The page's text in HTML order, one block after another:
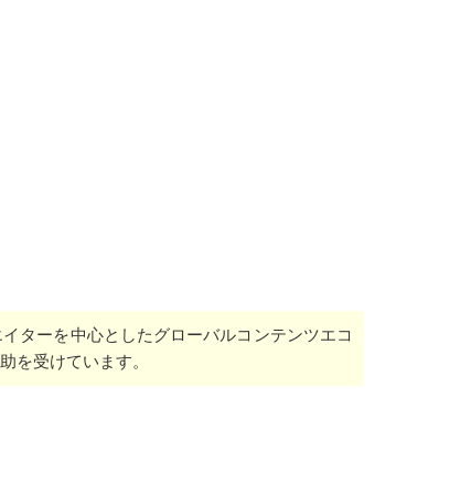
ターを中心としたグローバルコンテンツエコ
を受けています。